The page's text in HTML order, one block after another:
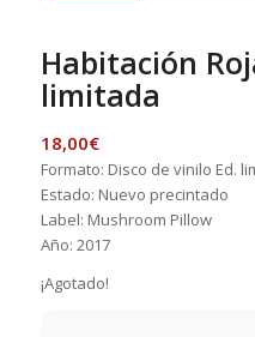
Habitación
limitada
18,00€
Formato: Disco de vinilo Ed.
Estado: Nuevo precintado
Label: Mushroom Pillow
Año: 2017
¡Agotado!